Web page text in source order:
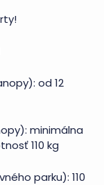
od 12
minimálna
110 kg
parku): 110